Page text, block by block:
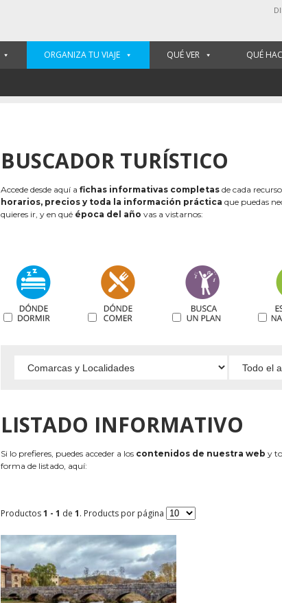
ORGANIZA TU VIAJE QUÉ VER QUÉ
BUSCADOR TURÍSTICO
Accede desde aquí a fichas informativas completas de cada
horarios, precios y toda la información práctica que puedas
quieres ir, y en qué época del año vas a vistarnos:
LISTADO INFORMATIVO
Si lo prefieres, puedes acceder a los contenidos de nuestra web y
forma de listado, aquí:
Productos1 - 1 de 1. Products por página